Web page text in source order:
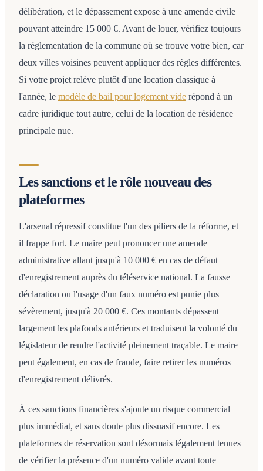
délibération, et le dépassement expose à une amende civile
pouvant atteindre 15 000 €. Avant de louer, vérifiez toujours
la réglementation de la commune où se trouve votre bien, car
deux villes voisines peuvent appliquer des règles différentes.
Si votre projet relève plutôt d'une location classique à
l'année, le modèle de bail pour logement vide répond à un
cadre juridique tout autre, celui de la location de résidence
principale nue.
Les sanctions et le rôle nouveau des
plateformes
L'arsenal répressif constitue l'un des piliers de la réforme, et
il frappe fort. Le maire peut prononcer une amende
administrative allant jusqu'à 10 000 € en cas de défaut
d'enregistrement auprès du téléservice national. La fausse
déclaration ou l'usage d'un faux numéro est punie plus
sévèrement, jusqu'à 20 000 €. Ces montants dépassent
largement les plafonds antérieurs et traduisent la volonté du
législateur de rendre l'activité pleinement traçable. Le maire
peut également, en cas de fraude, faire retirer les numéros
d'enregistrement délivrés.
À ces sanctions financières s'ajoute un risque commercial
plus immédiat, et sans doute plus dissuasif encore. Les
plateformes de réservation sont désormais légalement tenues
de vérifier la présence d'un numéro valide avant toute